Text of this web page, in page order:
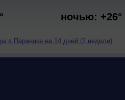
ночью: +26°
в Паранаке на 14 дней (2 недели)